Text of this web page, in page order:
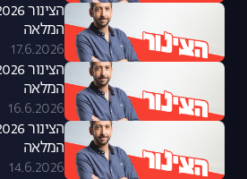
המלאה
17.6.2026
המלאה
16.6.2026
המלאה
14.6.2026